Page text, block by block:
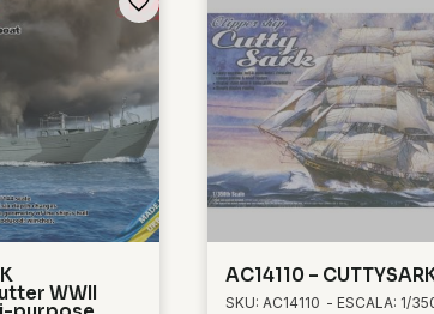
WWII
AC14110 –
SKU: AC14110 - ESCALA: 1/